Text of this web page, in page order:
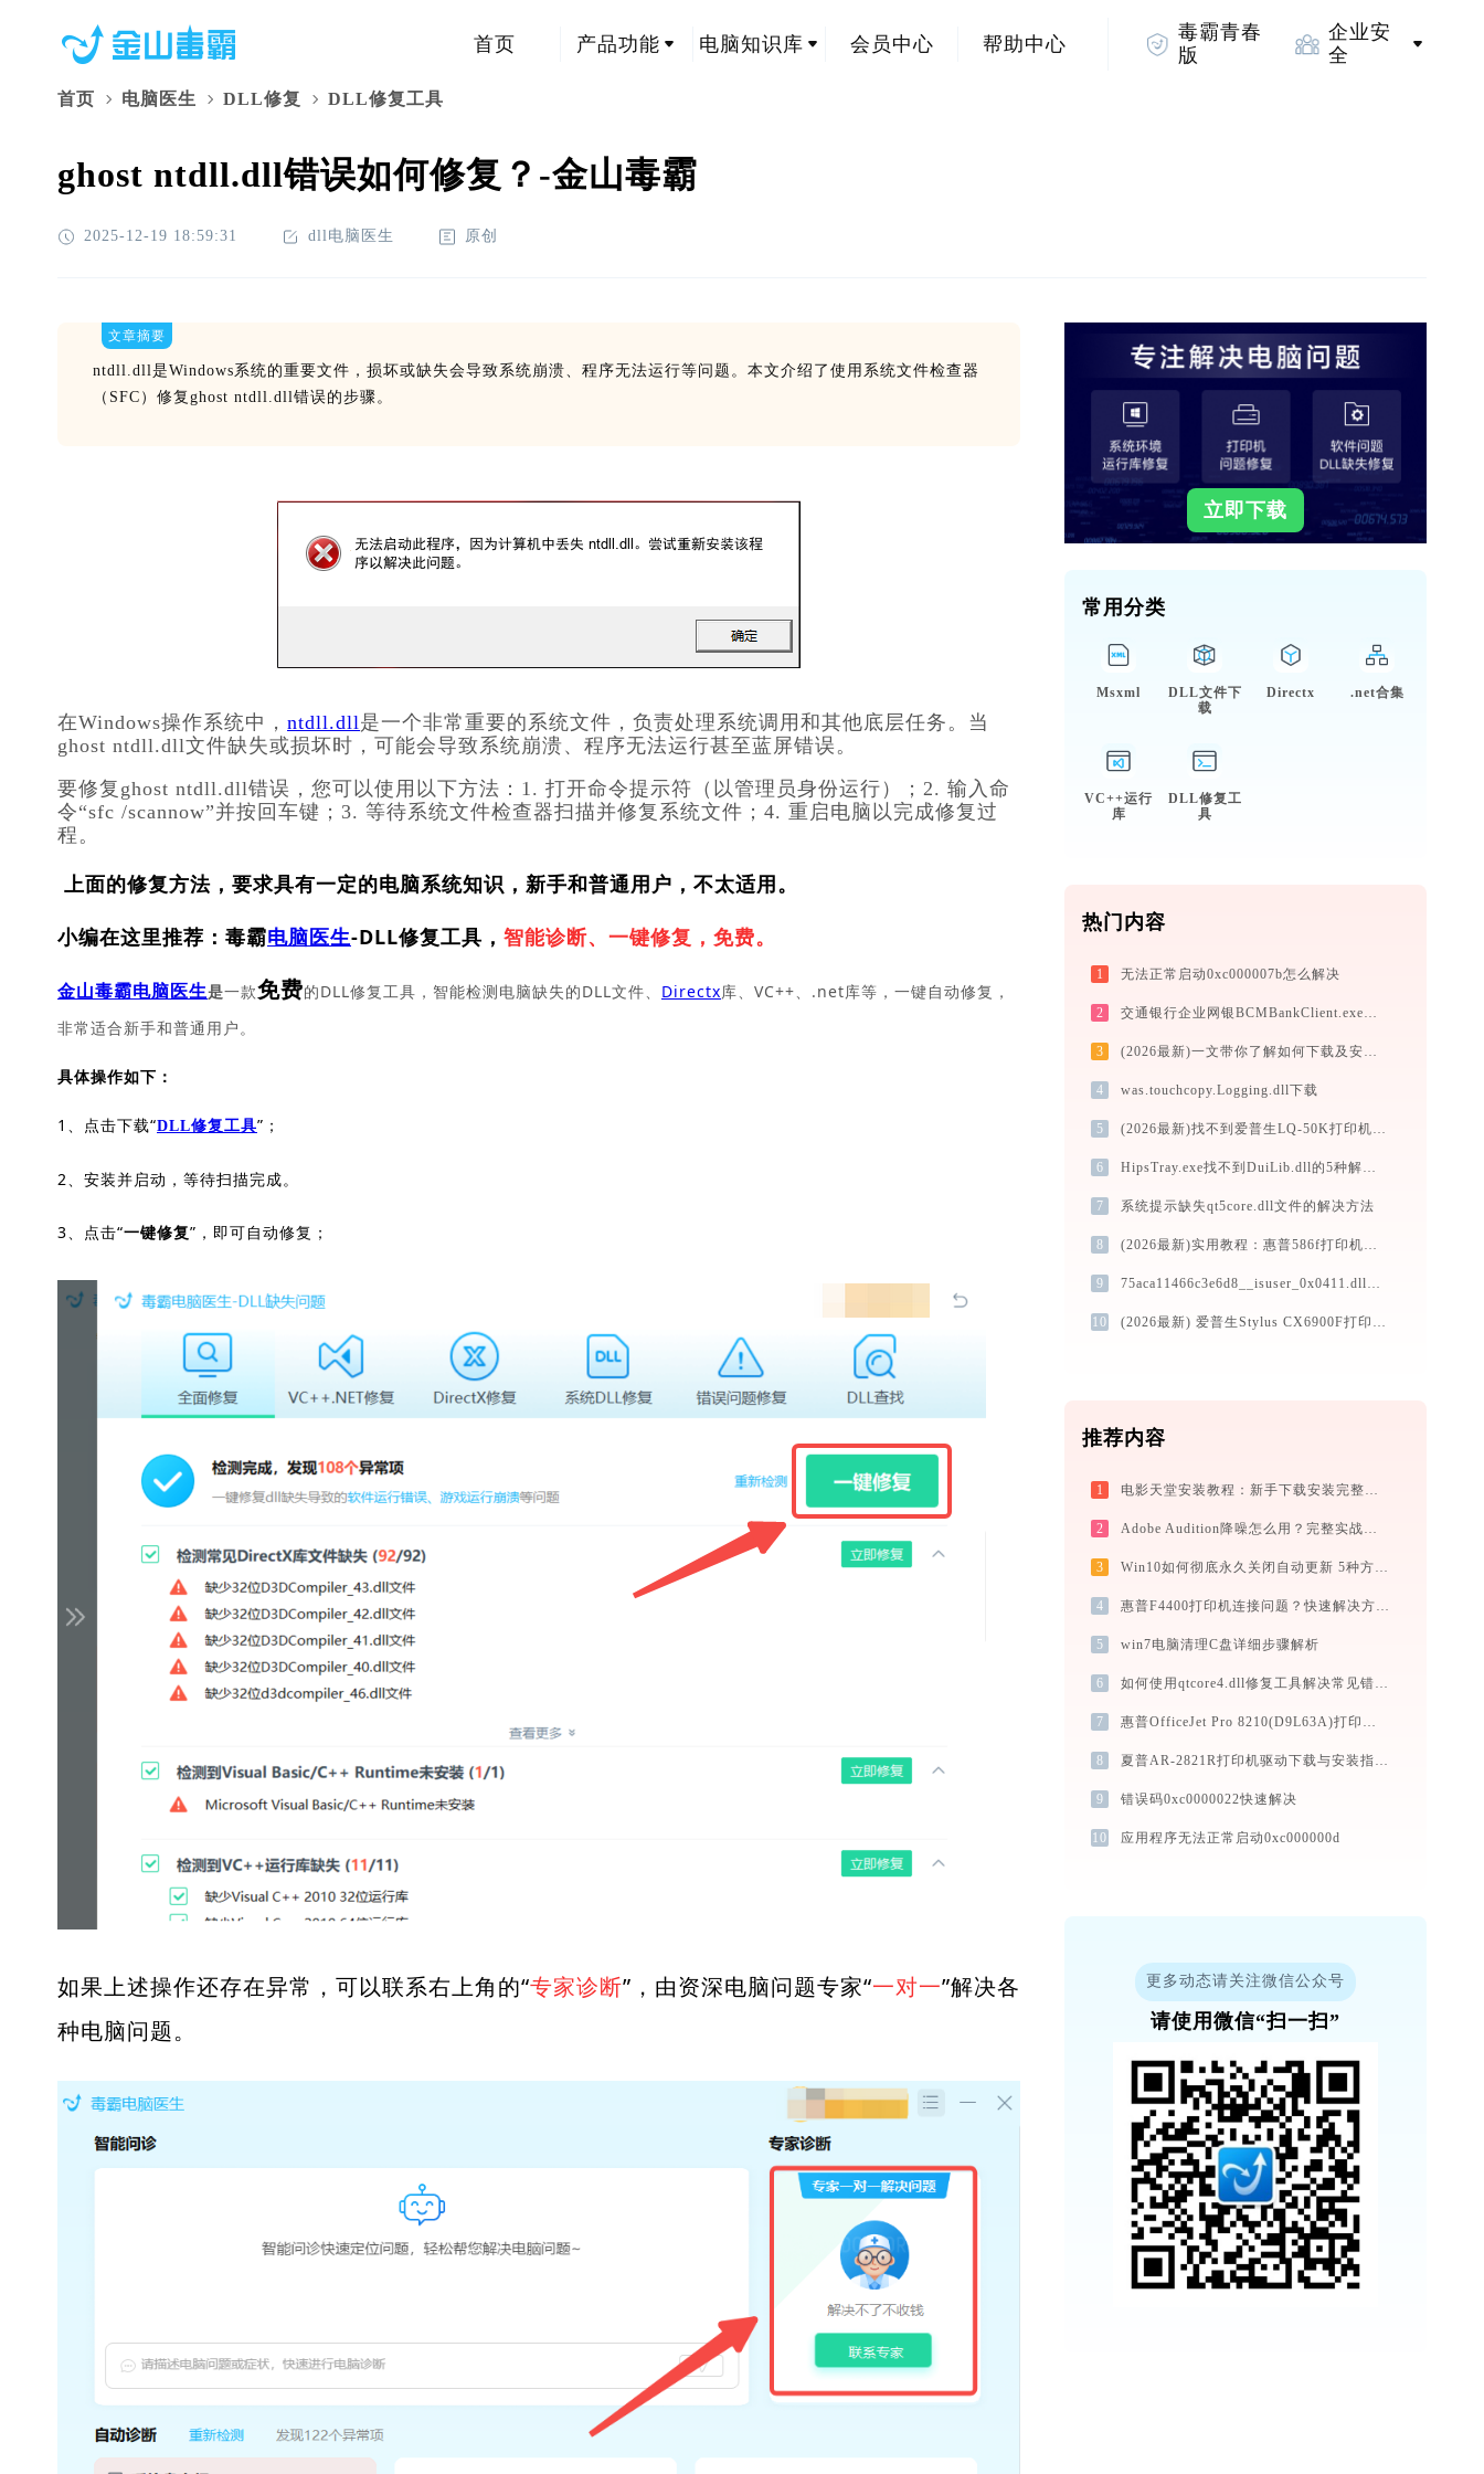
首页 产品功能 电脑知识库 会员中心 帮助中心
毒霸青春
版
企业安
全
首页 电脑医生 DLL修复 DLL修复工具
ghost ntdll.dll错误如何修复？-金山毒霸
2025-12-19 18:59:31 dll电脑医生 原创
文章摘要
ntdll.dll是Windows系统的重要文件，损坏或缺失会导致系统崩溃、程序无法运行等问题。本文介绍了使用系统文件检查器
（SFC）修复ghost ntdll.dll错误的步骤。
在Windows操作系统中， ntdll.dll是一个非常重要的系统文件，负责处理系统调用和其他底层任务。当
ghost ntdll.dll文件缺失或损坏时，可能会导致系统崩溃、程序无法运行甚至蓝屏错误。
要修复ghost ntdll.dll错误，您可以使用以下方法：1. 打开命令提示符（以管理员身份运行）；2. 输入命
令“sfc /scannow”并按回车键；3. 等待系统文件检查器扫描并修复系统文件；4. 重启电脑以完成修复过
程。
上面的修复方法，要求具有一定的电脑系统知识，新手和普通用户，不太适用。
小编在这里推荐：毒霸电脑医生-DLL修复工具， 智能诊断、一键修复，免费。
金山毒霸电脑医生是一款免费的DLL修复工具，智能检测电脑缺失的DLL文件、 Directx库、VC++、.net库等，一键自动修复，
非常适合新手和普通用户。
具体操作如下：
1、点击下载“DLL修复工具”；
2、安装并启动，等待扫描完成。
3、点击“一键修复”，即可自动修复；
如果上述操作还存在异常，可以联系右上角的“专家诊断”，由资深电脑问题专家“一对一”解决各
种电脑问题。
立即下载
常用分类
Msxml
DLL文件下
载
Directx .net合集
VC++运行
库
DLL修复工
具
热门内容
1 无法正常启动0xc000007b怎么解决
2 交通银行企业网银BCMBankClient.exe应用程序错误0xc000009a解决方法
3 (2026最新)一文带你了解如何下载及安装Canon MG2500 series Printer打印机驱动
4 was.touchcopy.Logging.dll下载
5 (2026最新)找不到爱普生LQ-50K打印机驱动？这篇全面下载安装指南帮到你
6 HipsTray.exe找不到DuiLib.dll的5种解决方法 | 专业修复指南
7 系统提示缺失qt5core.dll文件的解决方法
8 (2026最新)实用教程：惠普586f打印机驱动的下载与安装技巧
9 75aca11466c3e6d8__isuser_0x0411.dll下载
10 (2026最新) 爱普生Stylus CX6900F打印机连接问题解决方案 - 金山毒霸
推荐内容
1 电影天堂安装教程：新手下载安装完整图文步骤
2 Adobe Audition降噪怎么用？完整实战教程（从入门到异常排查）
3 Win10如何彻底永久关闭自动更新 5种方法教你永久关闭win10自动更新
4 惠普F4400打印机连接问题？快速解决方法 -金山毒霸
5 win7电脑清理C盘详细步骤解析
6 如何使用qtcore4.dll修复工具解决常见错误？
7 惠普OfficeJet Pro 8210(D9L63A)打印机驱动下载与安装教程：新手也能轻松搞定
8 夏普AR-2821R打印机驱动下载与安装指南：一步步教您操作
9 错误码0xc0000022快速解决
10 应用程序无法正常启动0xc000000d
更多动态请关注微信公众号
请使用微信“扫一扫”